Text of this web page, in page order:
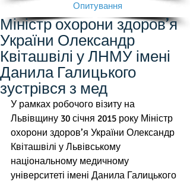
Опитування
Міністр охорони здоров’я
України Олександр
Квіташвілі у ЛНМУ імені
Данила Галицького
зустрівся з мед
У рамках робочого візиту на
Львівщину 30 січня 2015 року Міністр
охорони здоров’я України Олександр
Квіташвілі у Львівському
національному медичному
університеті імені Данила Галицького